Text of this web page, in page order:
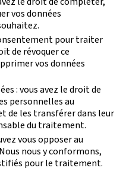
vos données
pour traiter
de révoquer ce
vos données
: vous avez le droit de
personnelles au
de les transférer dans leur
du traitement.
vous opposer au
nous y conformons,
pour le traitement.